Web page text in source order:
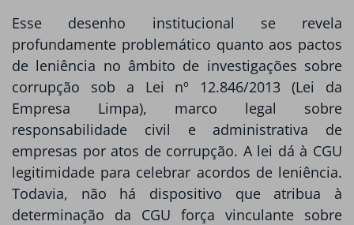
Esse desenho institucional se revela
profundamente problemático quanto aos pactos
de leniência no âmbito de investigações sobre
corrupção sob a Lei nº 12.846/2013 (Lei da
Empresa Limpa), marco legal sobre
responsabilidade civil e administrativa de
empresas por atos de corrupção. A lei dá à CGU
legitimidade para celebrar acordos de leniência.
Todavia, não há dispositivo que atribua à
determinação da CGU força vinculante sobre